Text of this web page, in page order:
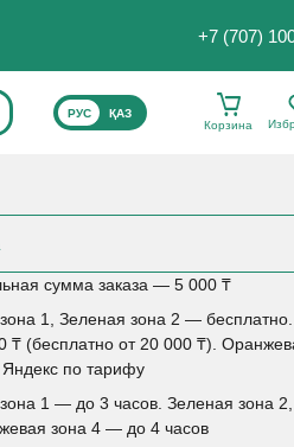
+7 (707)
ВЫБЕРИТЕ ЯЗЫК САЙТА
РУС
ҚАЗ
Корзина
сумма заказа — 5 000 ₸
1, Зеленая зона 2 —
₸ (бесплатно от 20 000 ₸).
Яндекс по тарифу
1 — до 3 часов. Зеленая зона
зона 4 — до 4 часов